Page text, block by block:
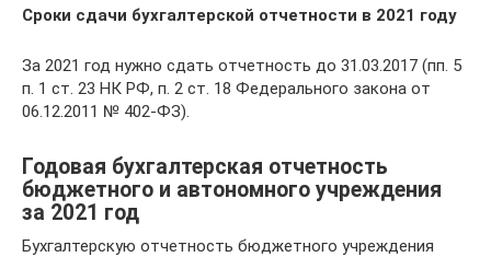
Сроки сдачи бухгалтерской отчетности в 2021 году
За 2021 год нужно сдать отчетность до 31.03.2017 (пп. 5
п. 1 ст. 23 НК РФ, п. 2 ст. 18 Федерального закона от
06.12.2011 № 402-ФЗ).
Годовая бухгалтерская отчетность
бюджетного и автономного учреждения
за 2021 год
Бухгалтерскую отчетность бюджетного учреждения